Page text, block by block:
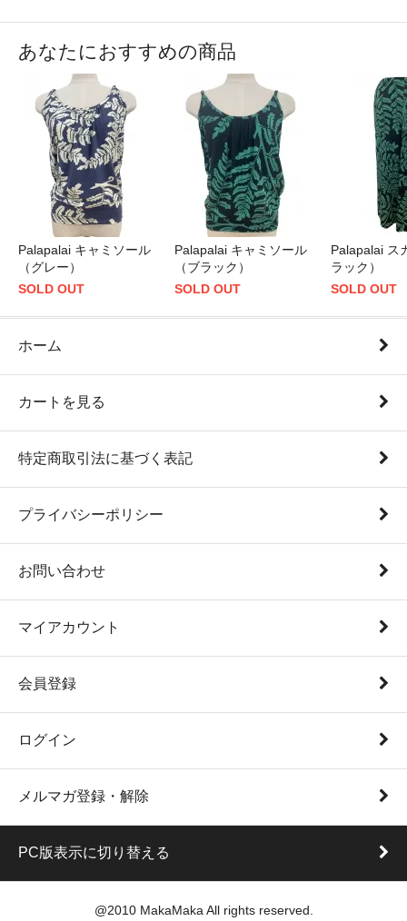
あなたにおすすめの商品
Palapalai キャミソール
（グレー）
SOLD OUT
Palapalai キャミソール
（ブラック）
SOLD OUT
Palapalai ス
ラック）
SOLD OUT
ホーム
カートを見る
特定商取引法に基づく表記
プライバシーポリシー
お問い合わせ
マイアカウント
会員登録
ログイン
メルマガ登録・解除
PC版表示に切り替える
@2010 MakaMaka All rights reserved.